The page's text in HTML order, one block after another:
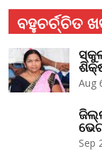
ବହୁଚର୍ଚ୍ଚିତ
Aug
Sep